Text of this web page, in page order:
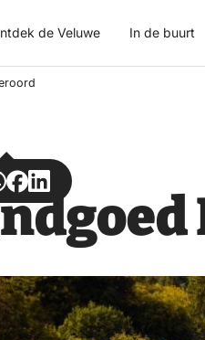
de Veluwe In de buurt
Deel
op
Facebook
Deel
op
LinkedIn